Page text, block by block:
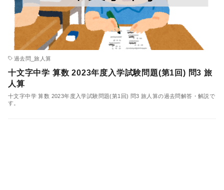
過去問_旅人算
十文字中学 算数 2023年度入学試験問題(第1回) 問3 旅
人算
十文字中学 算数 2023年度入学試験問題(第1回) 問3 旅人算の過去問解答・解説で
す。